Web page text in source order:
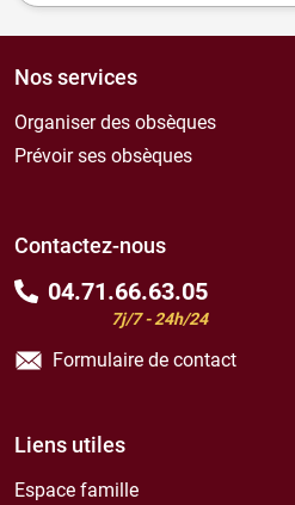
Nos services
Organiser des obsèques
Prévoir ses obsèques
Contactez-nous
04.71.66.63.05
7j/7 - 24h/24
Formulaire de contact
Liens utiles
Espace famille